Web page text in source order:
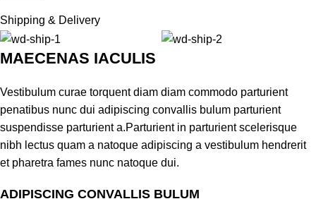
Shipping & Delivery
MAECENAS IACULIS
Vestibulum curae torquent diam diam commodo parturient
penatibus nunc dui adipiscing convallis bulum parturient
suspendisse parturient a.Parturient in parturient scelerisque
nibh lectus quam a natoque adipiscing a vestibulum hendrerit
et pharetra fames nunc natoque dui.
ADIPISCING CONVALLIS BULUM